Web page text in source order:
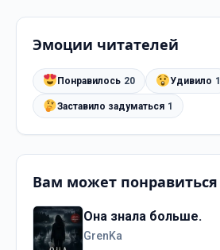
Эмоции читателей
Понравилось 20 Удивило 1
Заставило задуматься 1
Вам может понравиться
Она знала больше.
GrenKa